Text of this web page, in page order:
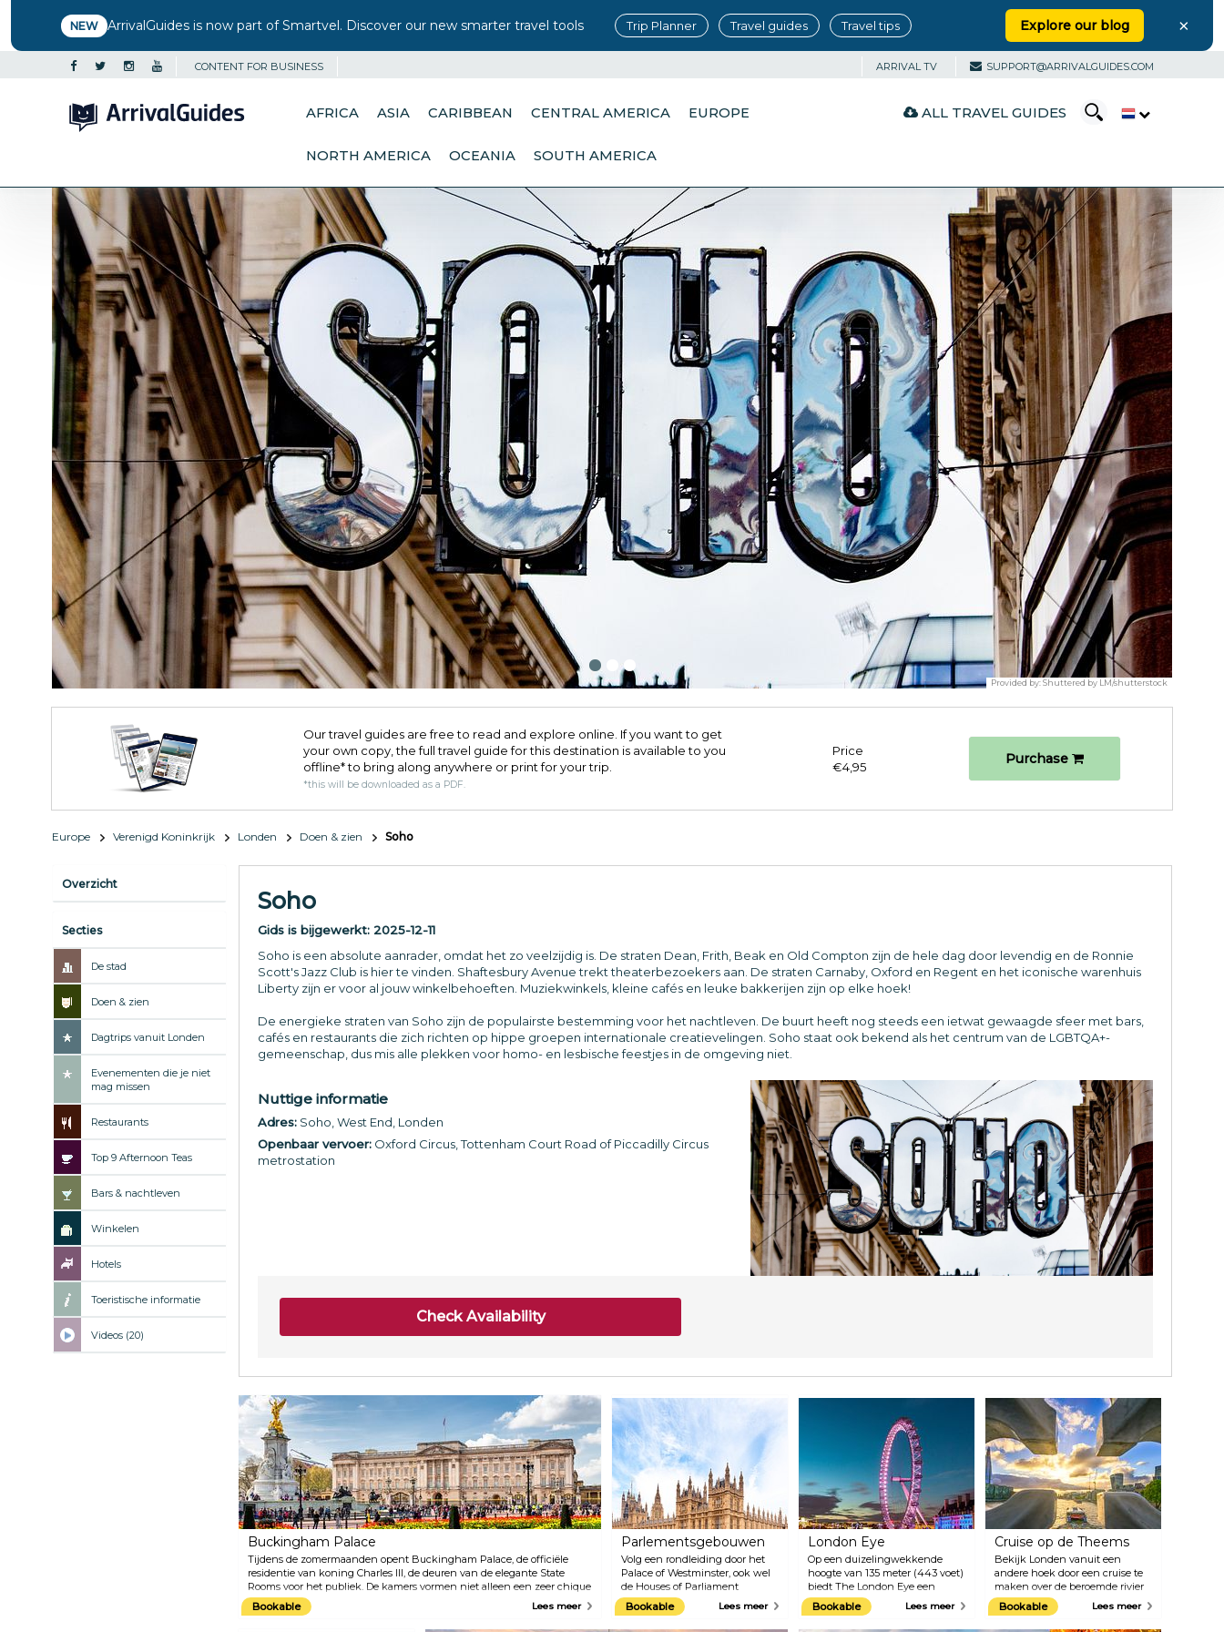
NEW ArrivalGuides is now part of Smartvel. Discover our new smarter travel tools Trip Planner Travel guides Travel tips Explore our blog ×
CONTENT FOR BUSINESS ARRIVAL TV SUPPORT@ARRIVALGUIDES.COM
AFRICA ASIA CARIBBEAN CENTRAL AMERICA EUROPE
NORTH AMERICA OCEANIA SOUTH AMERICA
ALL TRAVEL GUIDES
Provided by:Shuttered by LM/shutterstock
Our travel guides are free to read and explore online. If you want to get
your own copy, the full travel guide for this destination is available to you
offline* to bring along anywhere or print for your trip.​
*this will be downloaded as a PDF.
Price
€4,95
Purchase
Europe Verenigd Koninkrijk Londen Doen & zien Soho
Overzicht
Secties
De stad
Doen & zien
Dagtrips vanuit Londen
Evenementen die je niet
mag missen
Restaurants
Top 9 Afternoon Teas
Bars & nachtleven
Winkelen
Hotels
Toeristische informatie
Videos (20)
Soho
Gids is bijgewerkt: 2025-12-11
Soho is een absolute aanrader, omdat het zo veelzijdig is. De straten Dean, Frith, Beak en Old Compton zijn de hele dag door levendig en de Ronnie
Scott's Jazz Club is hier te vinden. Shaftesbury Avenue trekt theaterbezoekers aan. De straten Carnaby, Oxford en Regent en het iconische warenhuis
Liberty zijn er voor al jouw winkelbehoeften. Muziekwinkels, kleine cafés en leuke bakkerijen zijn op elke hoek!
De energieke straten van Soho zijn de populairste bestemming voor het nachtleven. De buurt heeft nog steeds een ietwat gewaagde sfeer met bars,
cafés en restaurants die zich richten op hippe groepen internationale creatievelingen. Soho staat ook bekend als het centrum van de LGBTQA+-
gemeenschap, dus mis alle plekken voor homo- en lesbische feestjes in de omgeving niet.
Nuttige informatie
Adres: Soho, West End, Londen
Openbaar vervoer: Oxford Circus, Tottenham Court Road of Piccadilly Circus
metrostation
Check Availability
Buckingham Palace
Tijdens de zomermaanden opent Buckingham Palace, de officiële
residentie van koning Charles III, de deuren van de elegante State
Rooms voor het publiek. De kamers vormen niet alleen een zeer chique
decor voor vele officiële koninklijke verlovingen, maar bevatten ook
enkele van de mooiste schatten uit de Royal Collection, waaronder
schilderijen, sculpturen en mooie Franse meubels.
Bookable Lees meer
Parlementsgebouwen
Volg een rondleiding door het
Palace of Westminster, ook wel
de Houses of Parliament
genoemd, en ervaar 1000 jaar
geschiedenis. Bezoekers
worden via Westminster Hall in
Bookable Lees meer
London Eye
Op een duizelingwekkende
hoogte van 135 meter (443 voet)
biedt The London Eye een
prachtig uitzicht op de
beroemdste
bezienswaardigheden van de
Bookable Lees meer
Cruise op de Theems
Bekijk Londen vanuit een
andere hoek door een cruise te
maken over de beroemde rivier
de Theems. Rijd langs enkele
van de topattracties van Londen,
van Westminster tot Greenwich,
Bookable Lees meer